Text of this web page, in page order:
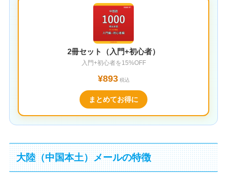
2冊セット（入門+初心者）
入門+初心者を15%OFF
¥893税込
まとめてお得に
大陸（中国本土）メールの特徴